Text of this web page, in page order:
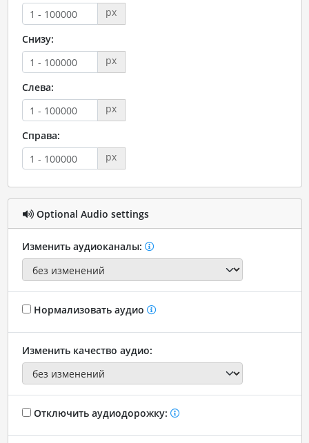
px
Снизу:
px
Слева:
px
Справа:
px
Optional Audio settings
Изменить аудиоканалы:
Нормализовать аудио
Изменить качество аудио:
Отключить аудиодорожку: